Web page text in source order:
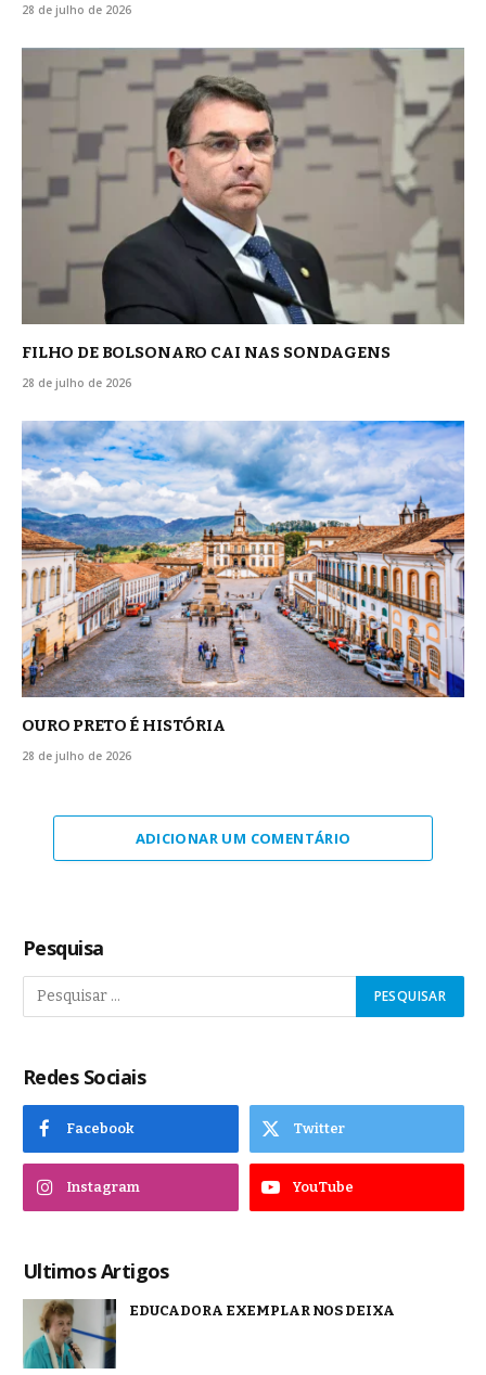
28 de julho de 2026
FILHO DE BOLSONARO CAI NAS SONDAGENS
28 de julho de 2026
OURO PRETO É HISTÓRIA
28 de julho de 2026
ADICIONAR UM COMENTÁRIO
Pesquisa
Redes Sociais
Facebook Twitter
Instagram YouTube
Ultimos Artigos
EDUCADORA EXEMPLAR NOS DEIXA